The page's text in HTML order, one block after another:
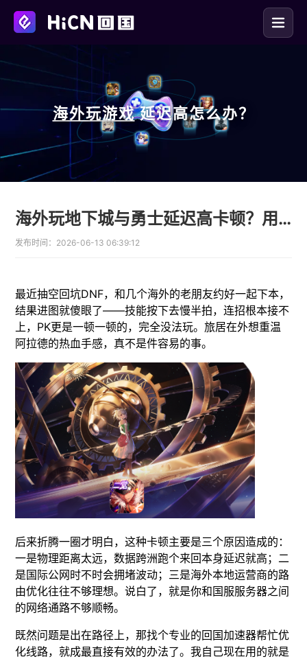
海外玩游戏 延迟高怎么办？
海外玩地下城与勇士延迟高卡顿？用HiCN回国加速器免费优化
发布时间： 2026-06-13 06:39:12
最近抽空回坑DNF，和几个海外的老朋友约好一起下本，
结果进图就傻眼了——技能按下去慢半拍，连招根本接不
上，PK更是一顿一顿的，完全没法玩。旅居在外想重温
阿拉德的热血手感，真不是件容易的事。
后来折腾一圈才明白，这种卡顿主要是三个原因造成的：
一是物理距离太远，数据跨洲跑个来回本身延迟就高；二
是国际公网时不时会拥堵波动；三是海外本地运营商的路
由优化往往不够理想。说白了，就是你和国服服务器之间
的网络通路不够顺畅。
既然问题是出在路径上，那找个专业的回国加速器帮忙优
化线路，就成最直接有效的办法了。我自己现在用的就是